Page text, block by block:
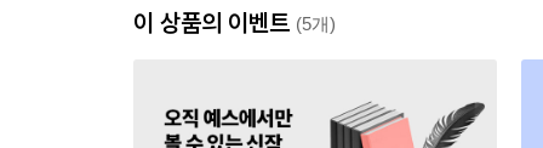
이 상품의 이벤트 (5개)